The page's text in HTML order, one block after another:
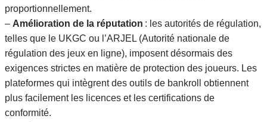
proportionnellement.
– Amélioration de la réputation : les autorités de régulation,
telles que le UKGC ou l’ARJEL (Autorité nationale de
régulation des jeux en ligne), imposent désormais des
exigences strictes en matière de protection des joueurs. Les
plateformes qui intègrent des outils de bankroll obtiennent
plus facilement les licences et les certifications de
conformité.